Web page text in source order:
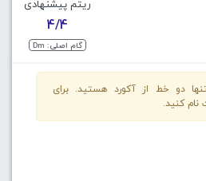
ریتم پیشنهادی
4/4
گام اصلی: Dm
دو خط از آکورد هستید. برای
کنید.